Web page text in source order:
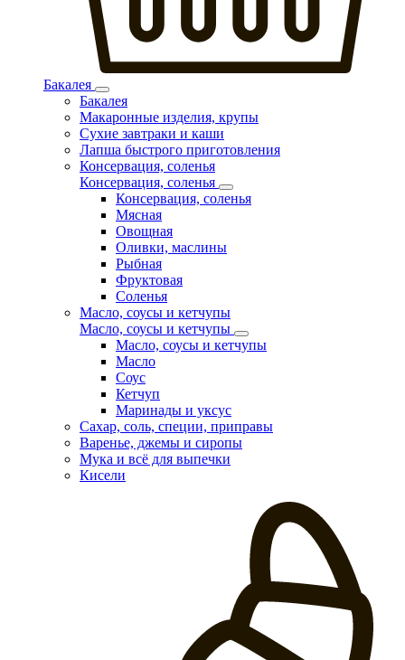
Бакалея
Бакалея
Макаронные изделия, крупы
Сухие завтраки и каши
Лапша быстрого приготовления
Консервация, соленья
Консервация, соленья
Консервация, соленья
Мясная
Овощная
Оливки, маслины
Рыбная
Фруктовая
Соленья
Масло, соусы и кетчупы
Масло, соусы и кетчупы
Масло, соусы и кетчупы
Масло
Соус
Кетчуп
Маринады и уксус
Сахар, соль, специи, приправы
Варенье, джемы и сиропы
Мука и всё для выпечки
Кисели